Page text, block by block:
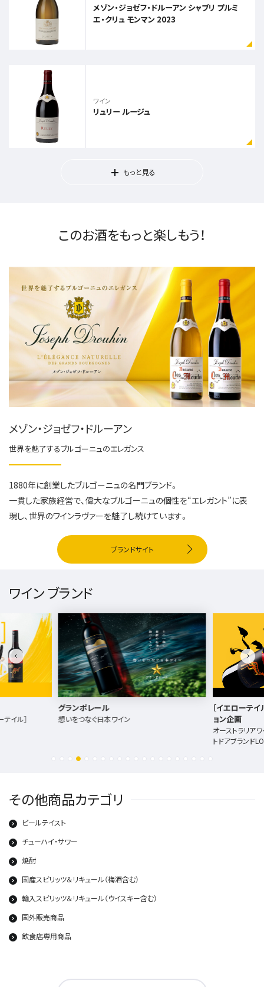
メゾン・ジョゼフ・ドルーアン シャブリ プルミ
エ・クリュ モンマン 2023
ワイン
リュリー ルージュ
もっと見る
このお酒をもっと楽しもう！
メゾン・ジョゼフ・ドルーアン
世界を魅了するブルゴーニュのエレガンス
1880年に創業したブルゴーニュの名門ブランド。
一貫した家族経営で、偉大なブルゴーニュの個性を“エレガント”に表
現し、世界のワインラヴァーを魅了し続けています。
ブランドサイト
ワイン ブランド
イル］
グランポレール
想いをつなぐ日本ワイン
［イエローテ
ョン企画
オーストラリア
トドアブランド
その他商品カテゴリ
ビールテイスト
チューハイ・サワー
焼酎
国産スピリッツ＆リキュール（梅酒含む）
輸入スピリッツ＆リキュール（ウイスキー含む）
国外販売商品
飲食店専用商品